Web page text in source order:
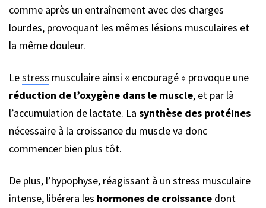
comme après un entraînement avec des charges
lourdes, provoquant les mêmes lésions musculaires et
la même douleur.
Lestress musculaire ainsi « encouragé » provoque une
réduction de l’oxygène dans le muscle, et par là
l’accumulation de lactate. La synthèse des protéines
nécessaire à la croissance du muscle va donc
commencer bien plus tôt.
De plus, l’hypophyse, réagissant à un stress musculaire
intense, libérera les hormones de croissance dont